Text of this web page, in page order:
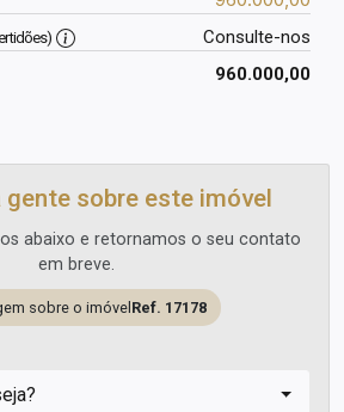
Consulte-nos
960.000,00
gente sobre este imóvel
abaixo e retornamos o seu contato
em breve.
sobre o imóvel Ref. 17178